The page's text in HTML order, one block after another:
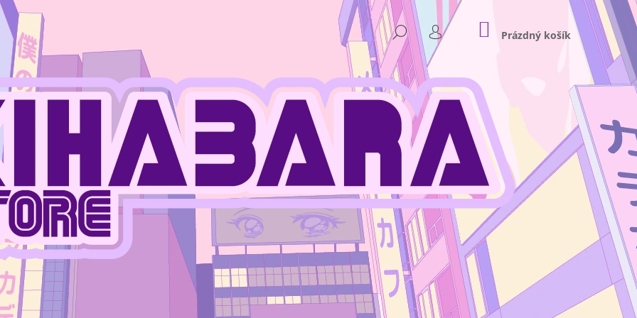
HLEDAT
PŘIHLÁŠENÍ
NÁKUPNÍ
KOŠÍK
Prázdný košík
CO POTŘEBUJETE NAJÍT?
HLEDAT
DOPORUČUJEME
KAISEN - MEGUMI FUSHIGURO ONE PIECE - MONKEY D. LUFFY GEAR 4